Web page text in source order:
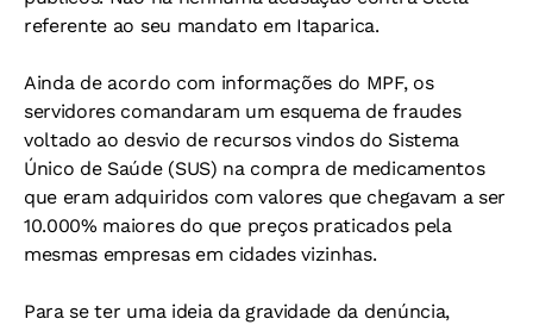
referente ao seu mandato em Itaparica.
Ainda de acordo com informações do MPF, os
servidores comandaram um esquema de fraudes
voltado ao desvio de recursos vindos do Sistema
Único de Saúde (SUS) na compra de medicamentos
que eram adquiridos com valores que chegavam a ser
10.000% maiores do que preços praticados pela
mesmas empresas em cidades vizinhas.
Para se ter uma ideia da gravidade da denúncia,